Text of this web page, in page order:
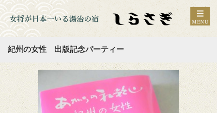
紀州の女性 出版記念パーティー